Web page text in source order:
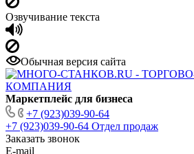
Озвучивание текста
Обычная версия сайта
Маркетплейс для бизнеса
+7 (923)039-90-64
+7 (923)039-90-64 Отдел продаж
Заказать звонок
E-mail